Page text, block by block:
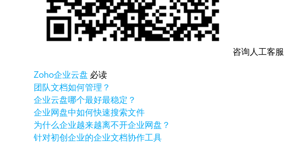
咨询人工客服
Zoho企业云盘 必读
团队文档如何管理？
企业云盘哪个最好最稳定？
企业网盘中如何快速搜索文件
为什么企业越来越离不开企业网盘？
针对初创企业的企业文档协作工具